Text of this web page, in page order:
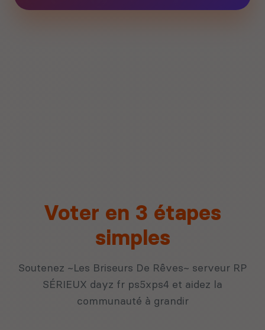
Voter en 3 étapes
simples
Soutenez ~Les Briseurs De Rêves~ serveur RP
SÉRIEUX dayz fr ps5xps4 et aidez la
communauté à grandir